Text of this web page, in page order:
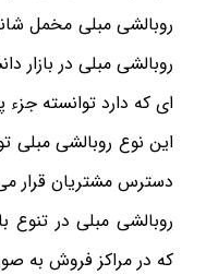
روبالشی مبلی مخمل
روبالشی مبلی در بازار
ای که دارد توانسته
این نوع روبالشی مبلی
دسترس مشتریان قرار
روبالشی مبلی در
که در مراکز فروش به